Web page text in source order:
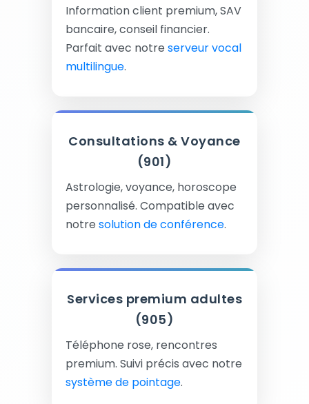
Information client premium, SAV
bancaire, conseil financier.
Parfait avec notre serveur vocal
multilingue.
Consultations & Voyance
(901)
Astrologie, voyance, horoscope
personnalisé. Compatible avec
notre solution de conférence.
Services premium adultes
(905)
Téléphone rose, rencontres
premium. Suivi précis avec notre
système de pointage.